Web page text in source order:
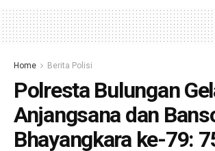
Home Berita Polisi
Polresta Bulungan
Anjangsana dan
Bhayangkara ke-79: